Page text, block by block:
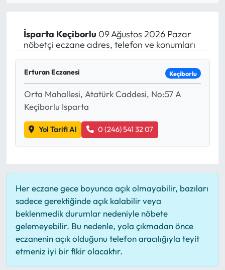
İsparta Keçiborlu 09 Ağustos 2026 Pazar
nöbetçi eczane adres, telefon ve konumları
Erturan Eczanesi Keçiborlu
Orta Mahallesi, Atatürk Caddesi, No:57 A
Keçiborlu Isparta
Yol Tarifi Al 0 (246) 541 32 07
Her eczane gece boyunca açık olmayabilir, bazıları
sadece gerektiğinde açık kalabilir veya
beklenmedik durumlar nedeniyle nöbete
gelemeyebilir. Bu nedenle, yola çıkmadan önce
eczanenin açık olduğunu telefon aracılığıyla teyit
etmeniz iyi bir fikir olacaktır.
Magazin
Mektup Galeri
Röportaj
Manşet
Köşe Yazıları
Karikatür Galeri
BIK
ASTROLOJİ
Spor Yazıları